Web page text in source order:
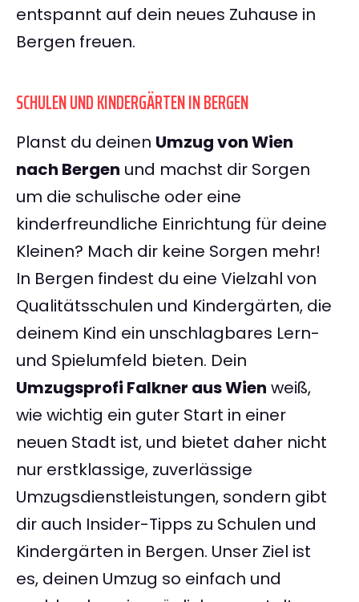
entspannt auf dein neues Zuhause in
Bergen freuen.
SCHULEN UND KINDERGÄRTEN IN BERGEN
Planst du deinen Umzug von Wien
nach Bergen und machst dir Sorgen
um die schulische oder eine
kinderfreundliche Einrichtung für deine
Kleinen? Mach dir keine Sorgen mehr!
In Bergen findest du eine Vielzahl von
Qualitätsschulen und Kindergärten, die
deinem Kind ein unschlagbares Lern-
und Spielumfeld bieten. Dein
Umzugsprofi Falkner aus Wien weiß,
wie wichtig ein guter Start in einer
neuen Stadt ist, und bietet daher nicht
nur erstklassige, zuverlässige
Umzugsdienstleistungen, sondern gibt
dir auch Insider-Tipps zu Schulen und
Kindergärten in Bergen. Unser Ziel ist
es, deinen Umzug so einfach und